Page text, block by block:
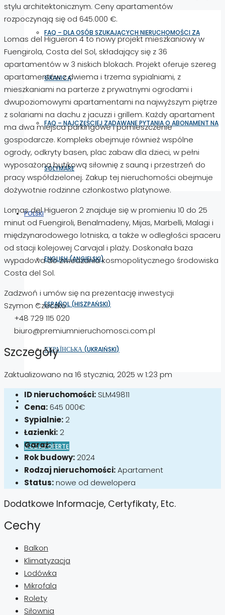
FAQ – DLA OSÓB SZUKAJĄCYCH NIERUCHOMOŚCI ZA
GRANICĄ
FAQ – NAJCZĘŚCIEJ ZADAWANE PYTANIA O ABONAMENT NA
SOLYMARE
POLSKI
ENGLISH(ANGIELSKI)
ESPAÑOL (HISZPAŃSKI)
УКРАЇНСЬКА (UKRAIŃSKI)
DODAJ OFERTĘ
stylu architektonicznym. Ceny apartamentów
rozpoczynają się od 645.000 €.
Lomas del Higueron 4 to nowy projekt mieszkaniowy w
Fuengirola, Costa del Sol, składający się z 36
apartamentów w 3 niskich blokach. Projekt oferuje szereg
apartamentów z dwiema i trzema sypialniami, z
mieszkaniami na parterze z prywatnymi ogrodami i
dwupoziomowymi apartamentami na najwyższym piętrze
z solariami na dachu z jacuzzi i grillem. Każdy apartament
ma dwa miejsca parkingowe i pomieszczenie
gospodarcze. Kompleks obejmuje również wspólne
ogrody, odkryty basen, plac zabaw dla dzieci, w pełni
wyposażoną butikową siłownię z sauną i przestrzeń do
pracy współdzielonej. Zakup tej nieruchomości obejmuje
dożywotnie rodzinne członkostwo platynowe.
Lomas del Higueron 2 znajduje się w promieniu 10 do 25
minut od Fuengiroli, Benalmadeny, Mijas, Marbelli, Malagi i
międzynarodowego lotniska, a także w odległości spaceru
od stacji kolejowej Carvajal i plaży. Doskonała baza
wypadowa do zwiedzania kosmopolitycznego środowiska
Costa del Sol.
Zadzwoń i umów się na prezentację inwestycji
Szymon Czeczko
+48 729 115 020
biuro@premiumnieruchomosci.com.pl
Szczegóły
Zaktualizowano na 16 stycznia, 2025 w 1:23 pm
ID nieruchomości: SLM49811
Cena:645 000€
Sypialnie: 2
Łazienki: 2
Garaż:1
Rok budowy: 2024
Rodzaj nieruchomości:Apartament
Status:nowe od dewelopera
Dodatkowe Informacje, Certyfikaty, Etc.
Cechy
Balkon
Klimatyzacja
Lodówka
Mikrofala
Rolety
Siłownia